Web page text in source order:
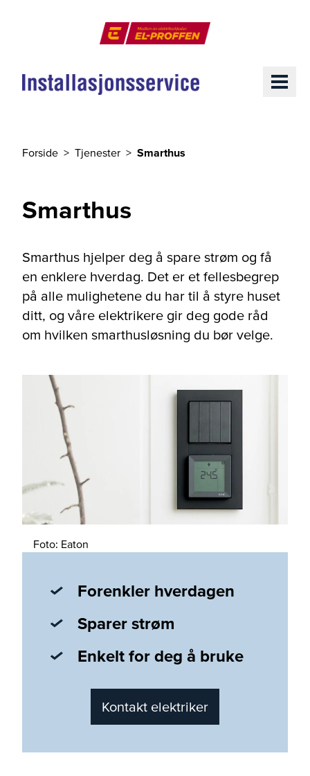
Forside Tjenester Smarthus
Smarthus
Smarthus hjelper deg å spare strøm og få
en enklere hverdag. Det er et fellesbegrep
på alle mulighetene du har til å styre huset
ditt, og våre elektrikere gir deg gode råd
om hvilken smarthusløsning du bør velge.
Foto: Eaton
Forenkler hverdagen
Sparer strøm
Enkelt for deg å bruke
Kontakt elektriker